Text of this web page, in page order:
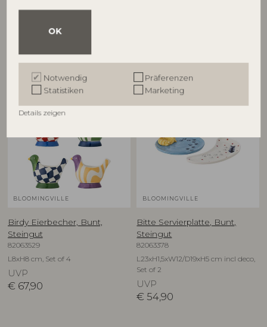
OK
Notwendig
Präferenzen
Statistiken
Marketing
Details zeigen
82063280
BLOOMINGVILLE
Birdy Eierbecher, Bunt,
Steingut
82063529
L8xH8 cm, Set of 4
UVP
€ 67,90
BLOOMINGVILLE
Bitte Servierplatte, Bunt,
Steingut
82063378
L23xH1,5xW12/D19xH5 cm incl deco,
Set of 2
UVP
€ 54,90